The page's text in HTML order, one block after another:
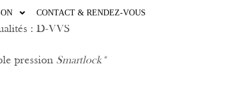
CONTACT & RENDEZ-VOUS
: D-VVS
pression Smartlock*